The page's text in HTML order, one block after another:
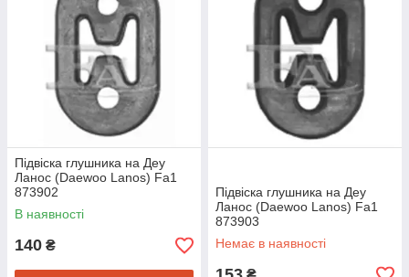
Підвіска глушника на Деу
Ланос (Daewoo Lanos) Fa1
873902
В наявності
140 ₴
Підвіска глушника на Деу
Ланос (Daewoo Lanos) Fa1
873903
Немає в наявності